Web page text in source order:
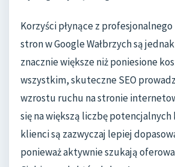
Korzyści płynące z
stron w Google Wałbrzych są
znacznie większe niż poniesione
wszystkim, skuteczne SEO
wzrostu ruchu na stronie
się na większą liczbę potencjalnych
klienci są zazwyczaj lepiej
ponieważ aktywnie szukają